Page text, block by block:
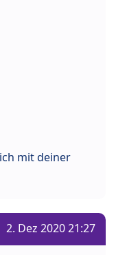
mit deiner
2. Dez 2020 21:27